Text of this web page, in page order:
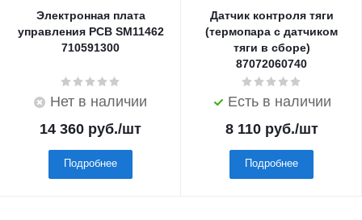
Электронная плата
управления PCB SM11462
710591300
Нет в наличии
14 360 руб./шт
Подробнее
Датчик контроля тяги
(термопара с датчиком
тяги в сборе)
87072060740
Есть в наличии
8 110руб./шт
Подробнее